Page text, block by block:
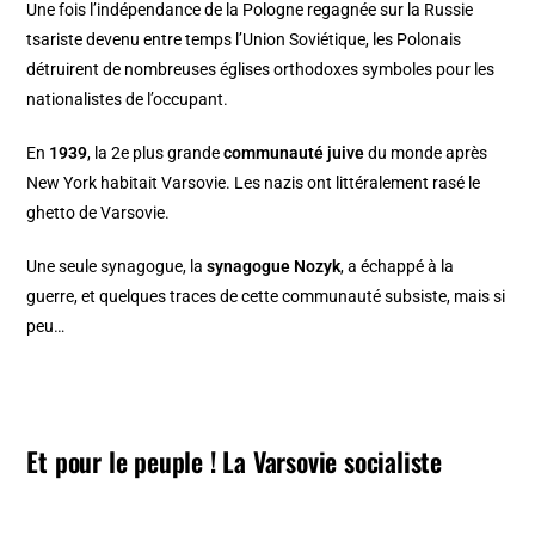
Une fois l’indépendance de la Pologne regagnée sur la Russie
tsariste devenu entre temps l’Union Soviétique, les Polonais
détruirent de nombreuses églises orthodoxessymboles pour les
nationalistes de l’occupant.
En 1939, la 2e plus grandecommunauté juivedu monde après
New York habitait Varsovie. Les nazis ont littéralement rasé le
ghetto de Varsovie.
Une seule synagogue, lasynagogue Nozyk, a échappé à la
guerre, et quelques traces de cette communauté subsiste, mais si
peu…
Et pour le peuple ! La Varsovie socialiste